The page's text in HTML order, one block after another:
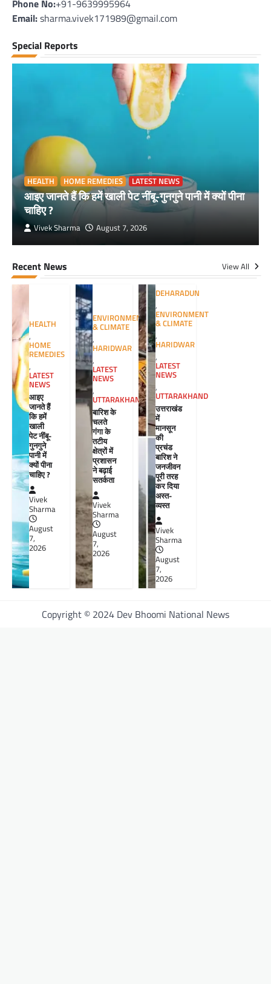
Phone No:+91-9639995964
Email:sharma.vivek171989@gmail.com
Special Reports
HEALTH HOME REMEDIES LATEST NEWS
आइए जानते हैं कि हमें खाली पेट नींबू-गुनगुने पानी में क्यों पीना
चाहिए ?
Vivek Sharma August 7, 2026
Recent News View All
HEALTH
,
HOME
REMEDIES
,
LATEST
NEWS
आइए
जानते हैं
कि हमें
खाली
पेट नींबू-
गुनगुने
पानी में
क्यों पीना
चाहिए ?
Vivek
Sharma
August
7,
2026
ENVIRONMENT
& CLIMATE
,
HARIDWAR
,
LATEST
NEWS
,
UTTARAKHAND
बारिश के
चलते
गंगा के
तटीय
क्षेत्रों में
प्रशासन
ने बढ़ाई
सतर्कता
Vivek
Sharma
August
7,
2026
DEHARADUN
,
ENVIRONMENT
& CLIMATE
,
HARIDWAR
,
LATEST
NEWS
,
UTTARAKHAND
उत्तराखंड
में
मानसून
की
प्रचंड
बारिश ने
जनजीवन
पूरी तरह
कर दिया
अस्त-
व्यस्त
Vivek
Sharma
August
7,
2026
Copyright © 2024 Dev Bhoomi National News